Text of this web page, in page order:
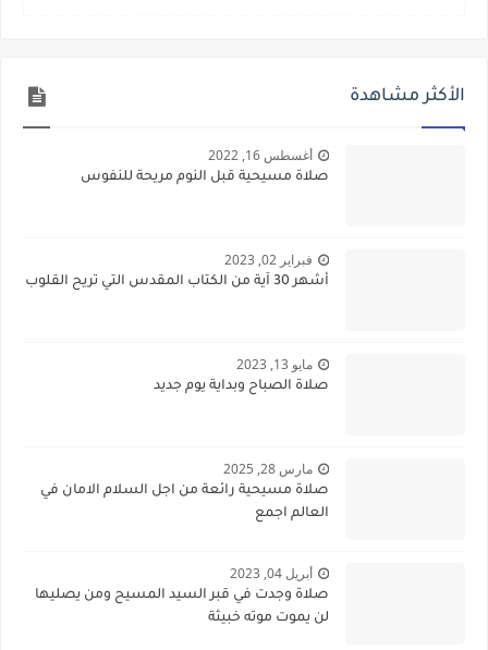
الأكثر مشاهدة
أغسطس 16, 2022
صلاة مسيحية قبل النوم مريحة للنفوس
فبراير 02, 2023
أشهر 30 آية من الكتاب المقدس التي تريح القلوب
مايو 13, 2023
صلاة الصباح وبداية يوم جديد
مارس 28, 2025
صلاة مسيحية رائعة من اجل السلام الامان في
العالم اجمع
أبريل 04, 2023
صلاة وجدت في قبر السيد المسيح ومن يصليها
لن يموت موته خبيثة